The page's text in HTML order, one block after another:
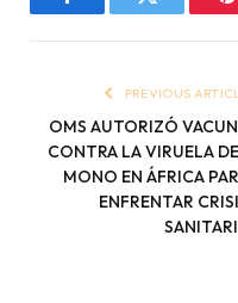
FacebookTwitter
PREVIOUS
OMS AUTORIZÓ
CONTRA LA VIRUELA
MONO EN ÁFRICA
ENFRENTAR